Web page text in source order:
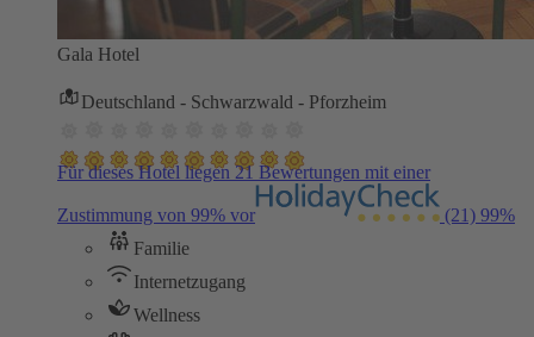
Gala Hotel
Deutschland - Schwarzwald - Pforzheim
Für dieses Hotel liegen 21 Bewertungen mit einer
Zustimmung von 99% vor (21) 99%
Familie
Internetzugang
Wellness